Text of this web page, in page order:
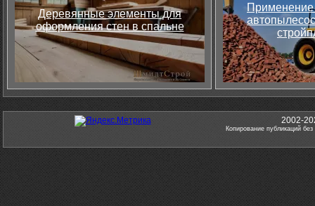
Деревянные элементы для
оформления стен в спальне
Применение
2002-
Копирование публикаций